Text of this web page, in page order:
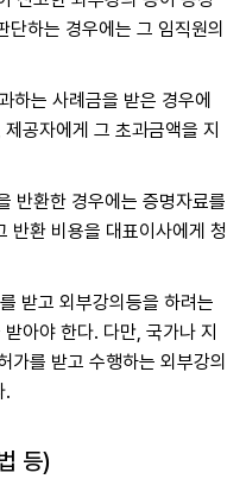
하는 경우에는 그 임직원의
하는 사례금을 받은 경우에
공자에게 그 초과금액을 지
반환한 경우에는 증명자료를
반환 비용을 대표이사에게 청
받고 외부강의등을 하려는
아야 한다. 다만, 국가나 지
가를 받고 수행하는 외부강의
.
등)